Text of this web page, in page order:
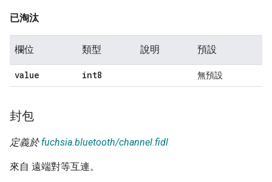
已淘汰
欄位 類型 說明 預設
value int8 無預設
封包
定義於 fuchsia.bluetooth/channel.fidl
來自 遠端對等互連。